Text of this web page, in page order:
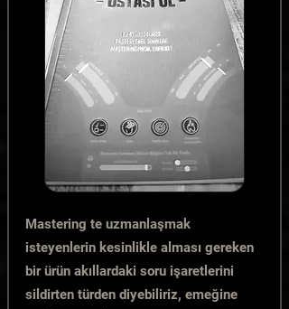
Mastering te uzmanlaşmak
isteyenlerin kesinlikle alması gereken
bir ürün akıllardaki soru işaretlerini
sildirten türden diyebiliriz, emeğine